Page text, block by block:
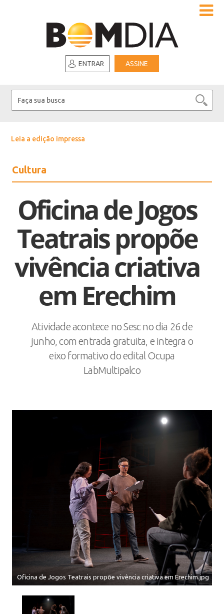
ENTRAR ASSINE
Leia a edição impressa
Cultura
Oficina de Jogos
Teatrais propõe
vivência criativa
em Erechim
Atividade acontece no Sesc no dia 26 de
junho, com entrada gratuita, e integra o
eixo formativo do edital Ocupa
LabMultipalco
Oficina de Jogos Teatrais propõe vivência criativa em Erechim.jpg